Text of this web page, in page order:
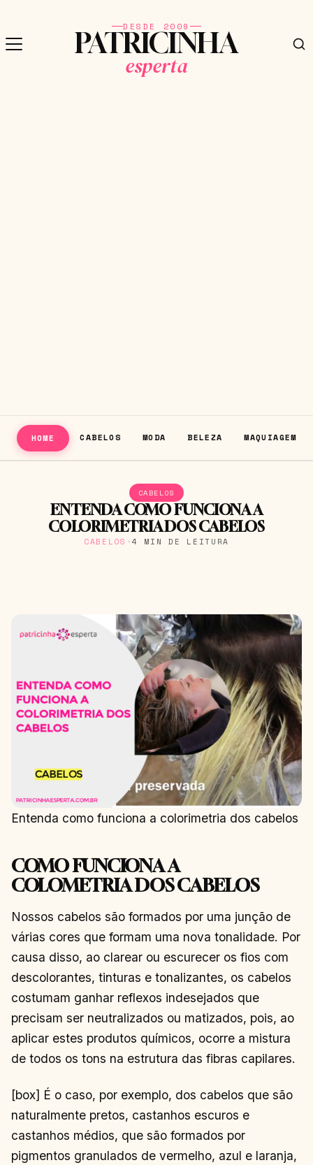
DESDE 2009
PATRICINHA
esperta
HOME CABELOS MODA BELEZA MAQUIAGEM
CABELOS
ENTENDA COMO FUNCIONA A
COLORIMETRIA DOS CABELOS
CABELOS ·4 MIN DE LEITURA
Entenda como funciona a colorimetria dos cabelos
COMO FUNCIONA A
COLOMETRIA DOS CABELOS
Nossos cabelos são formados por uma junção de
várias cores que formam uma nova tonalidade. Por
causa disso, ao clarear ou escurecer os fios com
descolorantes, tinturas e tonalizantes, os cabelos
costumam ganhar reflexos indesejados que
precisam ser neutralizados ou matizados, pois, ao
aplicar estes produtos químicos, ocorre a mistura
de todos os tons na estrutura das fibras capilares.
[box] É o caso, por exemplo, dos cabelos que são
naturalmente pretos, castanhos escuros e
castanhos médios, que são formados por
pigmentos granulados de vermelho, azul e laranja,